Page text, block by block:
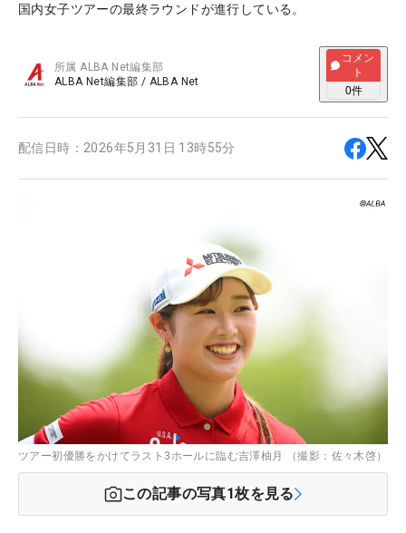
国内女子ツアーの最終ラウンドが進行している。
所属ALBA Net編集部
ALBA Net編集部 / ALBA Net
コメン
ト
0件
配信日時： 2026年5月31日 13時55分
ツアー初優勝をかけてラスト3ホールに臨む吉澤柚月 （撮影：佐々木啓）
この記事の写真1枚を見る